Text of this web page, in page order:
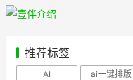
推荐标签
AI ai一键排版